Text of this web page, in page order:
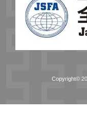
Copyright©